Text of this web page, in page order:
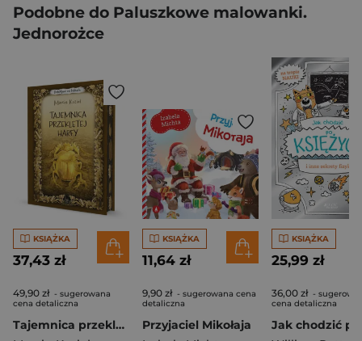
Podobne do Paluszkowe malowanki.
Jednorożce
KSIĄŻKA
37,43 zł
49,90 zł - sugerowana
cena detaliczna
Tajemnica przeklętej harfy. Detektywi na kółkach. Tom 2 (ilustrowane brzegi)
KSIĄŻKA
11,64 zł
9,90 zł - sugerowana cena
detaliczna
Przyjaciel Mikołaja
KSIĄŻKA
25,99 zł
36,00 zł -
cena detaliczna